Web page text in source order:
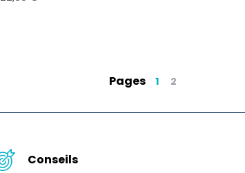
Pages 1 2
Conseils